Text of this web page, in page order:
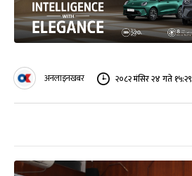
अनलाइनखबर २०८२ मंसिर २४ गते १५:२९